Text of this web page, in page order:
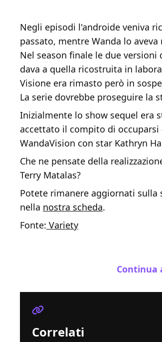
Negli episodi l'androide veniva
passato, mentre Wanda lo
Nel season finale le due
dava a quella ricostruita in
Visione era rimasto però in
La serie dovrebbe proseguire la
Inizialmente lo show sequel era
accettato il compito di
WandaVision con star Kathryn
Che ne pensate della
Terry Matalas?
Potete rimanere aggiornati
nella nostra scheda.
Fonte: Variety
Continua
Correlati